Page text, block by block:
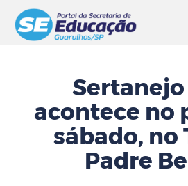
Sertanejo
acontece no
sábado, no
Padre